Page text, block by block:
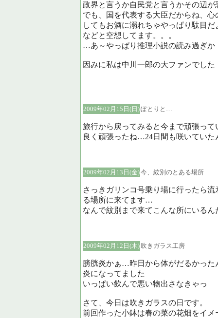
政界と言うか自民党と言うかその辺
でも、国を代表する大臣だからね、
してもお酒に溺れちゃやっぱり駄目だ
などと空想してます。。。
…あ～やっぱり推理小説の読み過ぎか
因みに私は中川一郎の大ファンでした
2009年02月15日(日)ぽとりと…
旅行から戻ってみると今まで頑張っ
良く頑張ったね…24日間も咲いてい
2009年02月13日(金)今、紋別のとある場所
さっきガリンコ号乗り場に行ったら
る場所に来てます…
なんで紋別まで来てこんな所にいるん
2009年02月12日(木) 吹きガラス工房
膀胱炎かぁ…昨日から体がだるかった
炎になってました
いっぱい飲んで悪い物出さなきゃっ
さて、今日は吹きガラスの日です。
前回作った小鉢は春の菜の花畑をイ